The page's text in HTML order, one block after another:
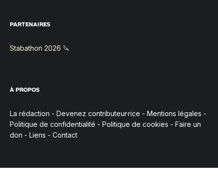
PARTENAIRES
Stabathon 2026 🔪
À PROPOS
La rédaction - Devenez contributeur·rice - Mentions légales -
Politique de confidentialité - Politique de cookies - Faire un
don - Liens - Contact